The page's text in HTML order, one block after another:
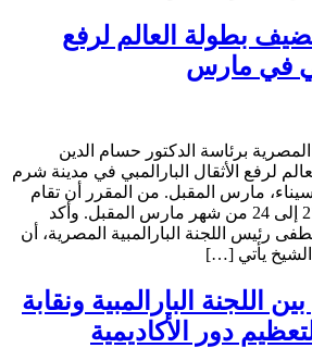
بطولة العالم لرفع
في مارس
المصرية برئاسة الدكتور حسام الدين
لرفع الأثقال البارالمبي في مدينة شرم
مارس المقبل. من المقرر أن تقام
البطولة في الفترة من 21 إلى 24 من شهر مارس المقبل. وأكد
رئيس اللجنة البارالمبية المصرية، أن
يأتي […]
اللجنة البارالمبية ونقابة
دور الأكاديمية